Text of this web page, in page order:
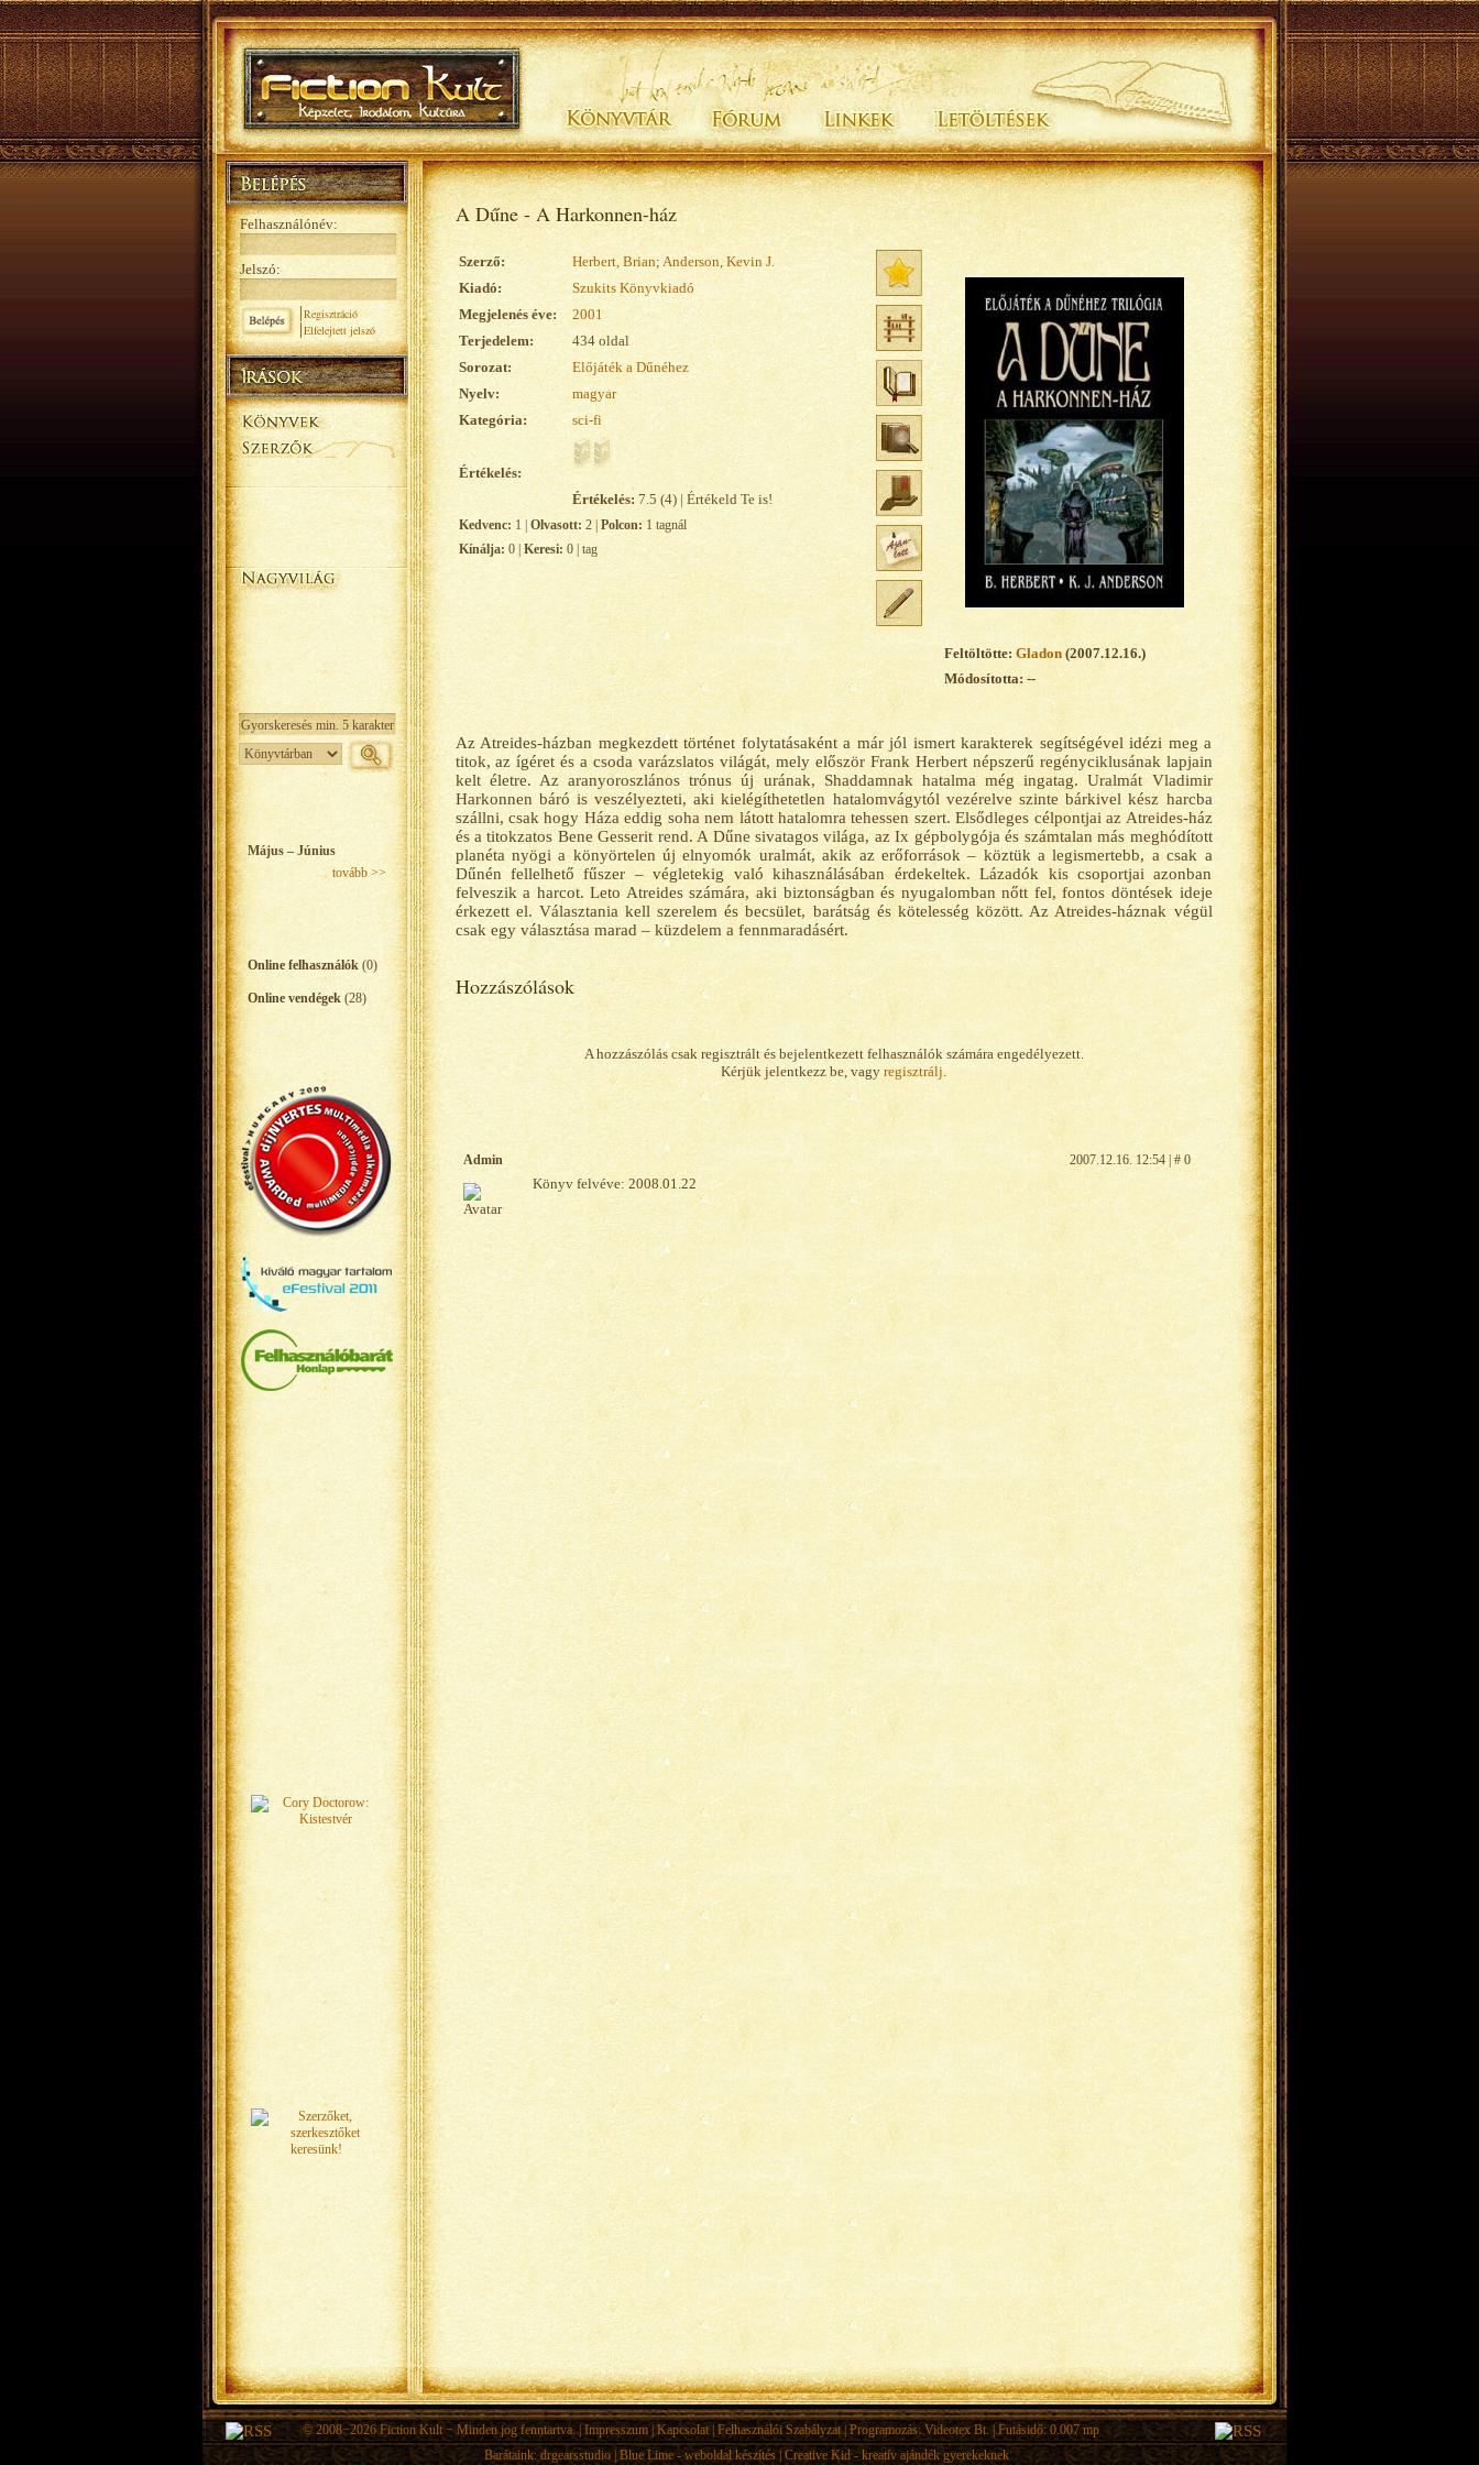
Felhasználónév:
Jelszó:
Regisztráció
Elfelejtett jelszó
Május – Június
tovább >>
Online felhasználók (0)
Online vendégek(28)
A Dűne - A Harkonnen-ház
Feltöltötte: Gladon(2007.12.16.)
Módosította: --
Szerző: Herbert, Brian; Anderson, Kevin J.
Kiadó:
Szukits Könyvkiadó
Megjelenés éve:
2001
Terjedelem:
434 oldal
Sorozat:
Előjáték a Dűnéhez
Nyelv:
magyar
Kategória:
sci-fi
Értékelés:
Értékelés:7.5 (4) | Értékeld Te is!
Kedvenc: 1 | Olvasott: 2 | Polcon: 1 tagnál
Kínálja: 0 | Keresi: 0 | tag
Az Atreides-házban megkezdett történet folytatásaként a már jól ismert karakterek segítségével idézi meg a
titok, az ígéret és a csoda varázslatos világát, mely először Frank Herbert népszerű regényciklusának lapjain
kelt életre. Az aranyoroszlános trónus új urának, Shaddamnak hatalma még ingatag. Uralmát Vladimir
Harkonnen báró is veszélyezteti, aki kielégíthetetlen hatalomvágytól vezérelve szinte bárkivel kész harcba
szállni, csak hogy Háza eddig soha nem látott hatalomra tehessen szert. Elsődleges célpontjai az Atreides-ház
és a titokzatos Bene Gesserit rend. A Dűne sivatagos világa, az Ix gépbolygója és számtalan más meghódított
planéta nyögi a könyörtelen új elnyomók uralmát, akik az erőforrások – köztük a legismertebb, a csak a
Dűnén fellelhető fűszer – végletekig való kihasználásában érdekeltek. Lázadók kis csoportjai azonban
felveszik a harcot. Leto Atreides számára, aki biztonságban és nyugalomban nőtt fel, fontos döntések ideje
érkezett el. Választania kell szerelem és becsület, barátság és kötelesség között. Az Atreides-háznak végül
csak egy választása marad – küzdelem a fennmaradásért.
Hozzászólások
A hozzászólás csak regisztrált és bejelentkezett felhasználók számára engedélyezett.
Kérjük jelentkezz be, vagy regisztrálj.
Admin 2007.12.16. 12:54 | # 0
Könyv felvéve: 2008.01.22
© 2008−2026 Fiction Kult− Minden jog fenntartva. | Impresszum| Kapcsolat| Felhasználói Szabályzat| Programozás:Videotex Bt. | Futásidő: 0.007 mp
Barátaink:drgearsstudio| Blue Lime - weboldal készítés|Creative Kid - kreatív ajándék gyerekeknek